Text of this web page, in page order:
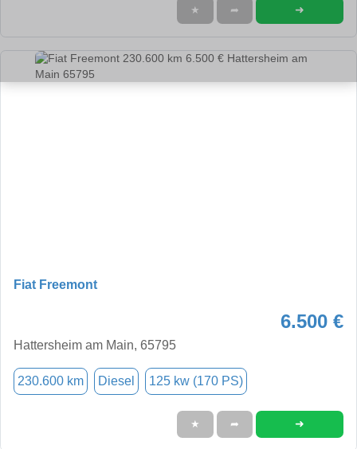
★ ➦ ➜
Fiat Freemont
6.500 €
Hattersheim am Main, 65795
230.600 km Diesel 125 kw (170 PS)
★ ➦ ➜